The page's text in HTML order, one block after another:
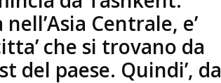
Centrale, e’
che si trovano da
del paese. Quindi’, da